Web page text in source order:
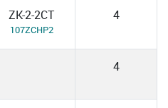
ZK-2-2CT
107ZCHP2
4
4